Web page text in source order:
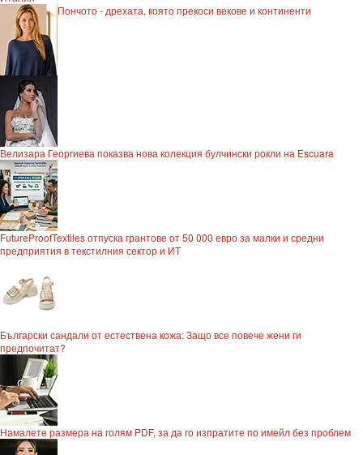
Пончото - дрехата, която прекоси векове и континенти
Велизара Георгиева показва нова колекция булчински рокли на Escuara
FutureProofTextiles отпуска грантове от 50 000 евро за малки и средни
предприятия в текстилния сектор и ИТ
Български сандали от естествена кожа: Защо все повече жени ги
предпочитат?
Намалете размера на голям PDF, за да го изпратите по имейл без проблем